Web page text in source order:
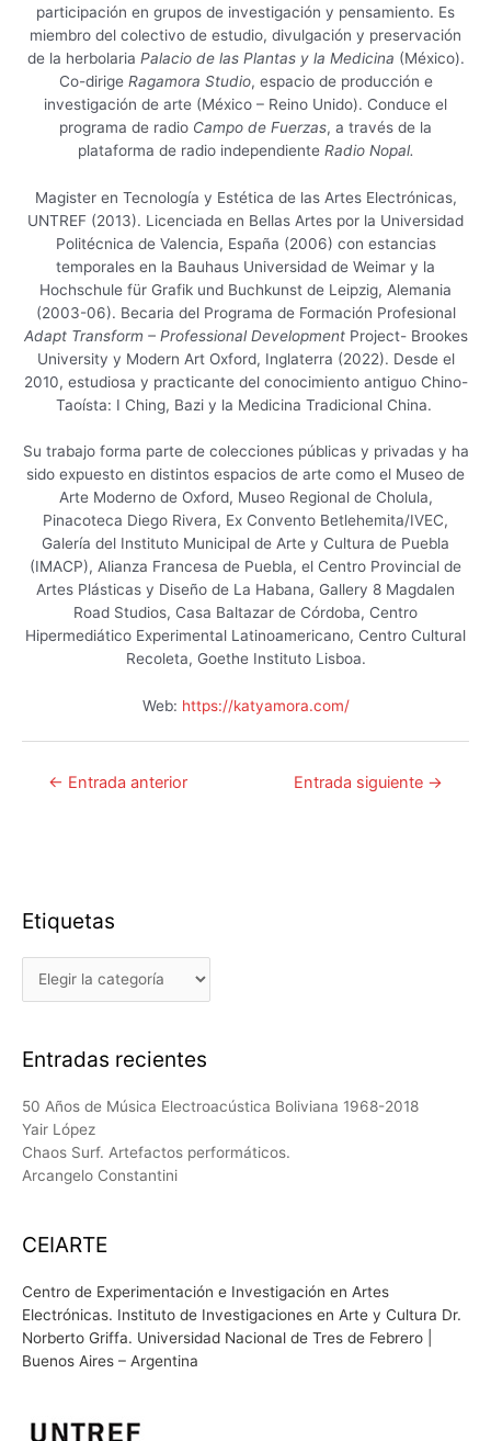
participación en grupos de investigación y pensamiento. Es
miembro del colectivo de estudio, divulgación y preservación
de la herbolaria Palacio de las Plantas y la Medicina (México).
Co-dirige Ragamora Studio, espacio de producción e
investigación de arte (México – Reino Unido). Conduce el
programa de radio Campo de Fuerzas, a través de la
plataforma de radio independiente Radio Nopal.
Magister en Tecnología y Estética de las Artes Electrónicas,
UNTREF (2013). Licenciada en Bellas Artes por la Universidad
Politécnica de Valencia, España (2006) con estancias
temporales en la Bauhaus Universidad de Weimar y la
Hochschule für Grafik und Buchkunst de Leipzig, Alemania
(2003-06). Becaria del Programa de Formación Profesional
Adapt Transform – Professional Development Project- Brookes
University y Modern Art Oxford, Inglaterra (2022). Desde el
2010, estudiosa y practicante del conocimiento antiguo Chino-
Taoísta: I Ching, Bazi y la Medicina Tradicional China.
Su trabajo forma parte de colecciones públicas y privadas y ha
sido expuesto en distintos espacios de arte como el Museo de
Arte Moderno de Oxford, Museo Regional de Cholula,
Pinacoteca Diego Rivera, Ex Convento Betlehemita/IVEC,
Galería del Instituto Municipal de Arte y Cultura de Puebla
(IMACP), Alianza Francesa de Puebla, el Centro Provincial de
Artes Plásticas y Diseño de La Habana, Gallery 8 Magdalen
Road Studios, Casa Baltazar de Córdoba, Centro
Hipermediático Experimental Latinoamericano, Centro Cultural
Recoleta, Goethe Instituto Lisboa.
Web: https://katyamora.com/
Navegación
← Entrada anterior Entrada siguiente →
Etiquetas
Entradas recientes
50 Años de Música Electroacústica Boliviana 1968-2018
Yair López
Chaos Surf. Artefactos performáticos.
Arcangelo Constantini
CEIARTE
Centro de Experimentación e Investigación en Artes
Electrónicas. Instituto de Investigaciones en Arte y Cultura Dr.
Norberto Griffa. Universidad Nacional de Tres de Febrero |
Buenos Aires – Argentina